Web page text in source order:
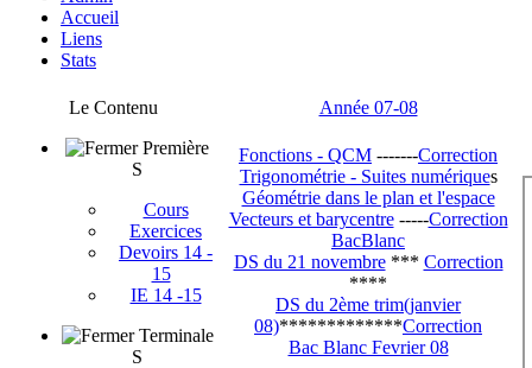
Accueil
Liens
Stats
Le Contenu
Première
S
Cours
Exercices
Devoirs 14 -
15
IE 14 -15
Terminale
S
Année 07-08
Fonctions - QCM -------Correction
Trigonométrie - Suites numériques
Géométrie dans le plan et l'espace
Vecteurs et barycentre-----Correction
BacBlanc
DS du 21 novembre*** Correction
****
DS du 2ème trim(janvier
08)*************Correction
Bac Blanc Fevrier 08